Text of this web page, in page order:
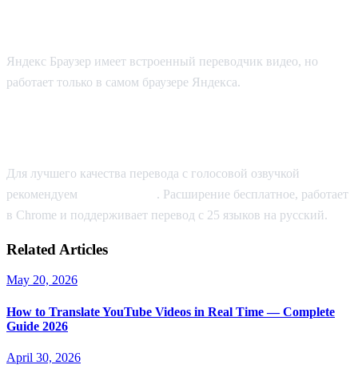
Яндекс Браузер имеет встроенный переводчик видео, но
работает только в самом браузере Яндекса.
Для лучшего качества перевода с голосовой озвучкой
рекомендуем
. Расширение бесплатное, работает
в Chrome и поддерживает перевод с 25 языков на русский.
Related Articles
May 20, 2026
How to Translate YouTube Videos in Real Time — Complete
Guide 2026
April 30, 2026